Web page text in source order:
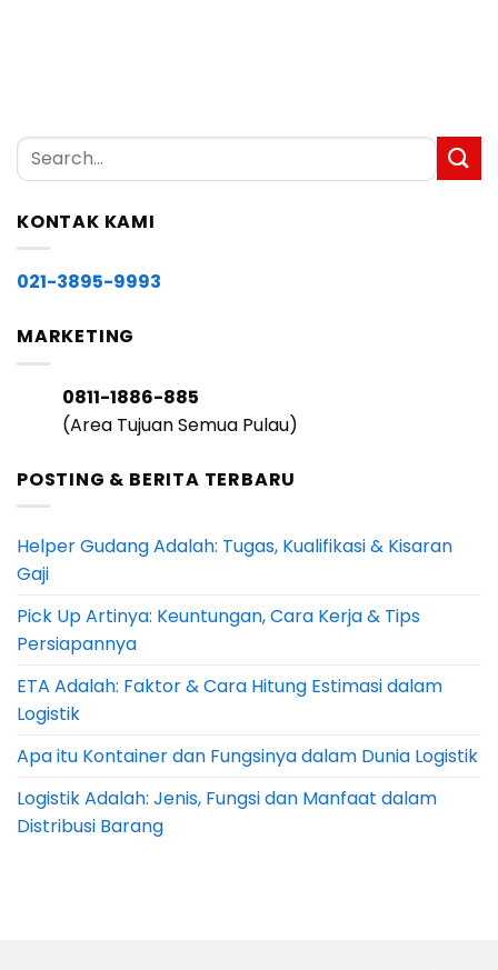
KONTAK KAMI
021-3895-9993
MARKETING
0811-1886-885
(Area Tujuan Semua Pulau)
POSTING & BERITA TERBARU
Helper Gudang Adalah: Tugas, Kualifikasi & Kisaran
Gaji
Pick Up Artinya: Keuntungan, Cara Kerja & Tips
Persiapannya
ETA Adalah: Faktor & Cara Hitung Estimasi dalam
Logistik
Apa itu Kontainer dan Fungsinya dalam Dunia Logistik
Logistik Adalah: Jenis, Fungsi dan Manfaat dalam
Distribusi Barang